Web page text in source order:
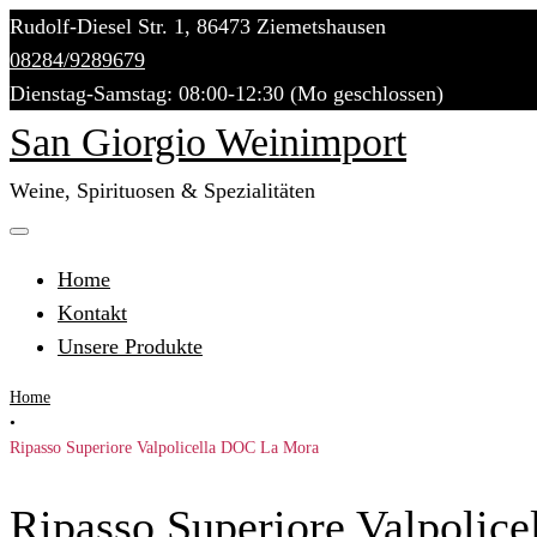
Skip
to
content
Rudolf-Diesel Str. 1, 86473 Ziemetshausen
08284/9289679
Dienstag-Samstag: 08:00-12:30 (Mo geschlossen)
San Giorgio Weinimport
Weine, Spirituosen & Spezialitäten
Home
Kontakt
Unsere Produkte
Home
•
Ripasso Superiore Valpolicella DOC La Mora
Ripasso Superiore